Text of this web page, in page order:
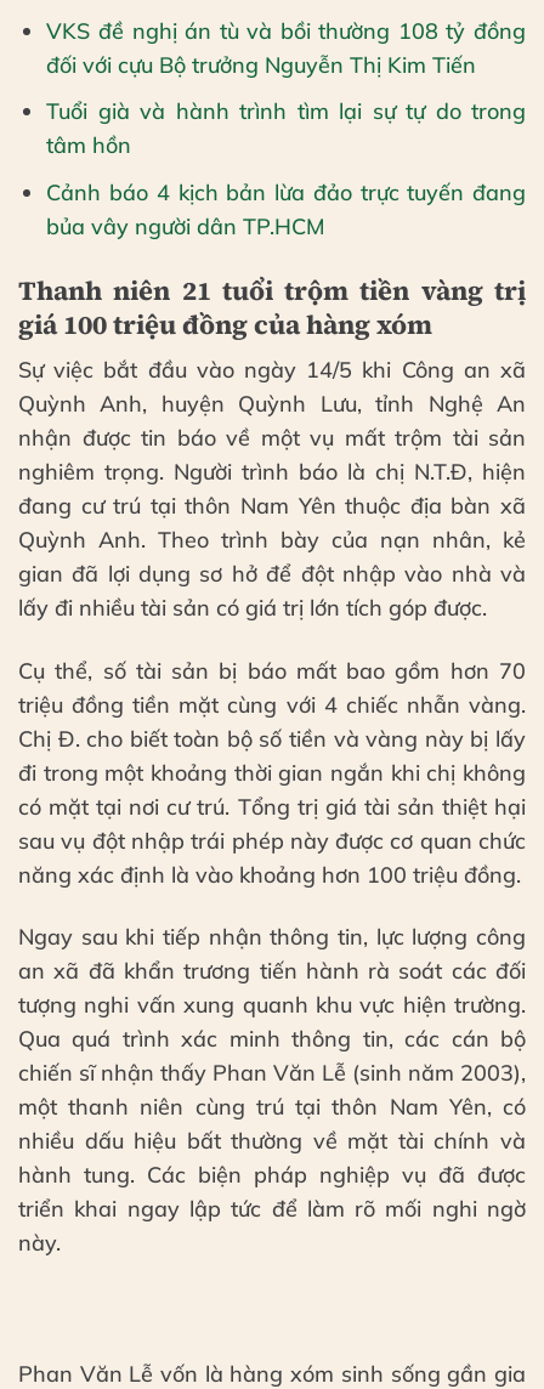
VKS đề nghị án tù và bồi thường 108 tỷ đồng
đối với cựu Bộ trưởng Nguyễn Thị Kim Tiến
Tuổi già và hành trình tìm lại sự tự do trong
tâm hồn
Cảnh báo 4 kịch bản lừa đảo trực tuyến đang
bủa vây người dân TP.HCM
Thanh niên 21 tuổi trộm tiền vàng trị
giá 100 triệu đồng của hàng xóm
Sự việc bắt đầu vào ngày 14/5 khi Công an xã
Quỳnh Anh, huyện Quỳnh Lưu, tỉnh Nghệ An
nhận được tin báo về một vụ mất trộm tài sản
nghiêm trọng. Người trình báo là chị N.T.Đ, hiện
đang cư trú tại thôn Nam Yên thuộc địa bàn xã
Quỳnh Anh. Theo trình bày của nạn nhân, kẻ
gian đã lợi dụng sơ hở để đột nhập vào nhà và
lấy đi nhiều tài sản có giá trị lớn tích góp được.
Cụ thể, số tài sản bị báo mất bao gồm hơn 70
triệu đồng tiền mặt cùng với 4 chiếc nhẫn vàng.
Chị Đ. cho biết toàn bộ số tiền và vàng này bị lấy
đi trong một khoảng thời gian ngắn khi chị không
có mặt tại nơi cư trú. Tổng trị giá tài sản thiệt hại
sau vụ đột nhập trái phép này được cơ quan chức
năng xác định là vào khoảng hơn 100 triệu đồng.
Ngay sau khi tiếp nhận thông tin, lực lượng công
an xã đã khẩn trương tiến hành rà soát các đối
tượng nghi vấn xung quanh khu vực hiện trường.
Qua quá trình xác minh thông tin, các cán bộ
chiến sĩ nhận thấy Phan Văn Lễ (sinh năm 2003),
một thanh niên cùng trú tại thôn Nam Yên, có
nhiều dấu hiệu bất thường về mặt tài chính và
hành tung. Các biện pháp nghiệp vụ đã được
triển khai ngay lập tức để làm rõ mối nghi ngờ
này.
Phan Văn Lễ vốn là hàng xóm sinh sống gần gia